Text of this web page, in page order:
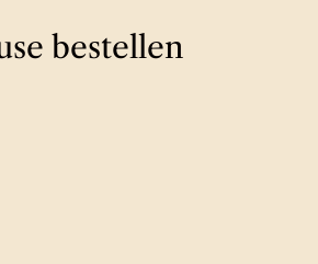
bestellen